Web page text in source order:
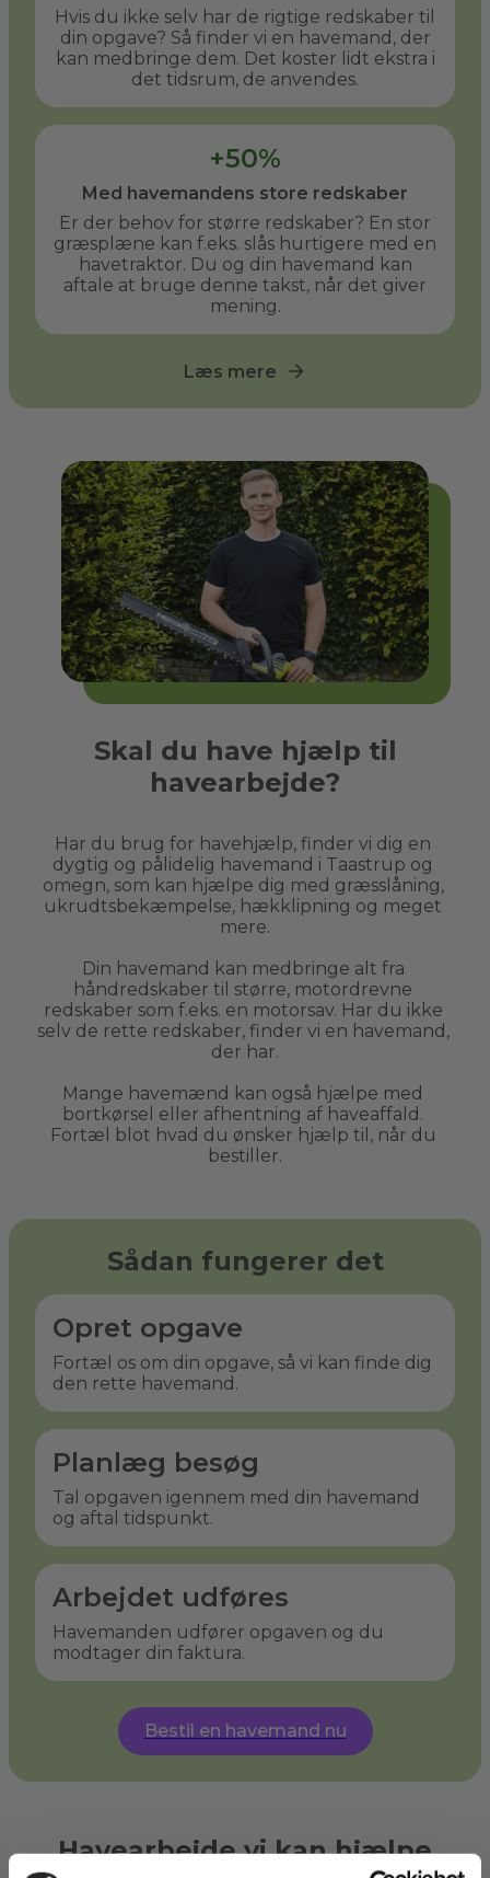
Hvis du ikke selv har de rigtige redskaber til
din opgave? Så finder vi en havemand, der
kan medbringe dem. Det koster lidt ekstra i
det tidsrum, de anvendes.
+50%
Med havemandens store redskaber
Er der behov for større redskaber? En stor
græsplæne kan f.eks. slås hurtigere med en
havetraktor. Du og din havemand kan
aftale at bruge denne takst, når det giver
mening.
Læs mere
Skal du have hjælp til
havearbejde?
Har du brug for havehjælp, finder vi dig en
dygtig og pålidelig havemand i Taastrup og
omegn, som kan hjælpe dig med græsslåning,
ukrudtsbekæmpelse, hækklipning og meget
mere.
Din havemand kan medbringe alt fra
håndredskaber til større, motordrevne
redskaber som f.eks. en motorsav. Har du ikke
selv de rette redskaber, finder vi en havemand,
der har.
Mange havemænd kan også hjælpe med
bortkørsel eller afhentning af haveaffald.
Fortæl blot hvad du ønsker hjælp til, når du
bestiller.
Sådan fungerer det
Opret opgave
Fortæl os om din opgave, så vi kan finde dig
den rette havemand.
Planlæg besøg
Tal opgaven igennem med din havemand
og aftal tidspunkt.
Arbejdet udføres
Havemanden udfører opgaven og du
modtager din faktura.
Bestil en havemand nu
Havearbejde vi kan hjælpe